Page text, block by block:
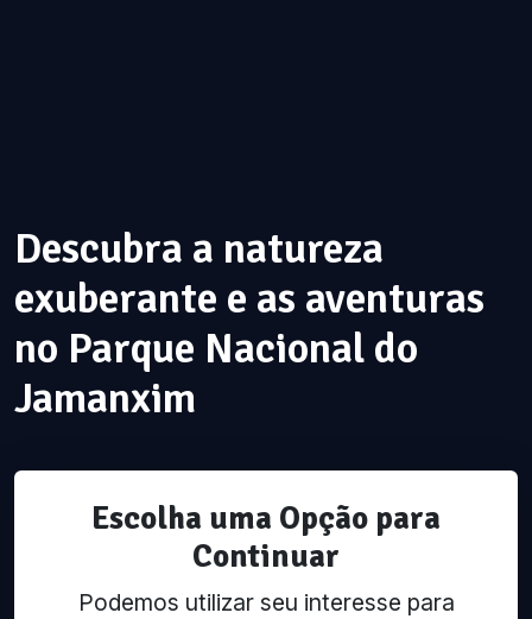
Descubra a natureza
exuberante e as aventuras
no Parque Nacional do
Jamanxim
Escolha uma Opção para
Continuar
Podemos utilizar seu interesse para